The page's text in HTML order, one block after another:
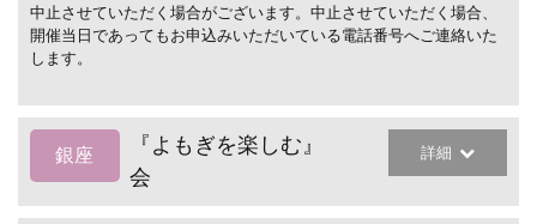
中止させていただく場合がございます。中止させていただく場合、
開催当日であってもお申込みいただいている電話番号へご連絡いた
します。
銀座
『よもぎを楽しむ』
会
詳細